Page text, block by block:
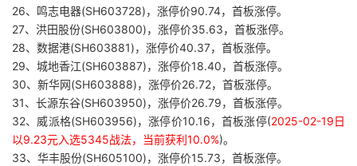
26、鸣志电器(SH603728)，涨停价90.74，首板涨停。
27、洪田股份(SH603800)，涨停价35.63，首板涨停。
28、数据港(SH603881)，涨停价40.37，首板涨停。
29、城地香江(SH603887)，涨停价18.40，首板涨停。
30、新华网(SH603888)，涨停价26.72，首板涨停。
31、长源东谷(SH603950)，涨停价26.79，首板涨停。
32、威派格(SH603956)，涨停价10.16，首板涨停(2025-02-19日
以9.23元入选5345战法，当前获利10.0%)。
33、华丰股份(SH605100)，涨停价15.73，首板涨停。